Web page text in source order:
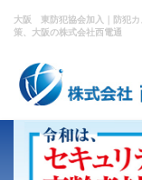
大阪 東防犯協会加入｜防犯カ
策、大阪の株式会社西電通